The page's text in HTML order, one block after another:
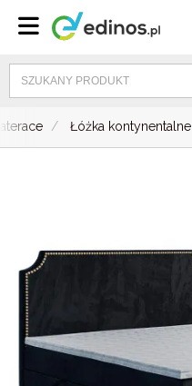
Łóżka kontynentalne